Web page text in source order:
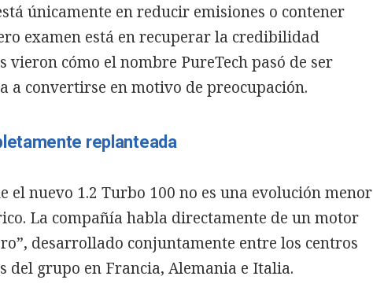
únicamente en reducir emisiones o contener
examen está en recuperar la credibilidad
vieron cómo el nombre PureTech pasó de ser
a convertirse en motivo de preocupación.
replanteada
el nuevo 1.2 Turbo 100 no es una evolución menor
La compañía habla directamente de un motor
desarrollado conjuntamente entre los centros
del grupo en Francia, Alemania e Italia.